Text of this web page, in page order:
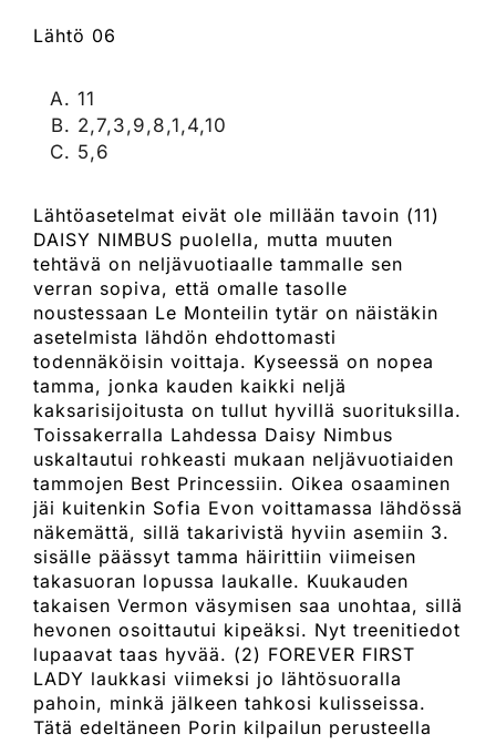
Lähtö 06
11
2,7,3,9,8,1,4,10
5,6
Lähtöasetelmat eivät ole millään tavoin (11)
DAISY NIMBUS puolella, mutta muuten
tehtävä on neljävuotiaalle tammalle sen
verran sopiva, että omalle tasolle
noustessaan Le Monteilin tytär on näistäkin
asetelmista lähdön ehdottomasti
todennäköisin voittaja. Kyseessä on nopea
tamma, jonka kauden kaikki neljä
kaksarisijoitusta on tullut hyvillä suorituksilla.
Toissakerralla Lahdessa Daisy Nimbus
uskaltautui rohkeasti mukaan neljävuotiaiden
tammojen Best Princessiin. Oikea osaaminen
jäi kuitenkin Sofia Evon voittamassa lähdössä
näkemättä, sillä takarivistä hyviin asemiin 3.
sisälle päässyt tamma häirittiin viimeisen
takasuoran lopussa laukalle. Kuukauden
takaisen Vermon väsymisen saa unohtaa, sillä
hevonen osoittautui kipeäksi. Nyt treenitiedot
lupaavat taas hyvää. (2) FOREVER FIRST
LADY laukkasi viimeksi jo lähtösuoralla
pahoin, minkä jälkeen tahkosi kulisseissa.
Tätä edeltäneen Porin kilpailun perusteella